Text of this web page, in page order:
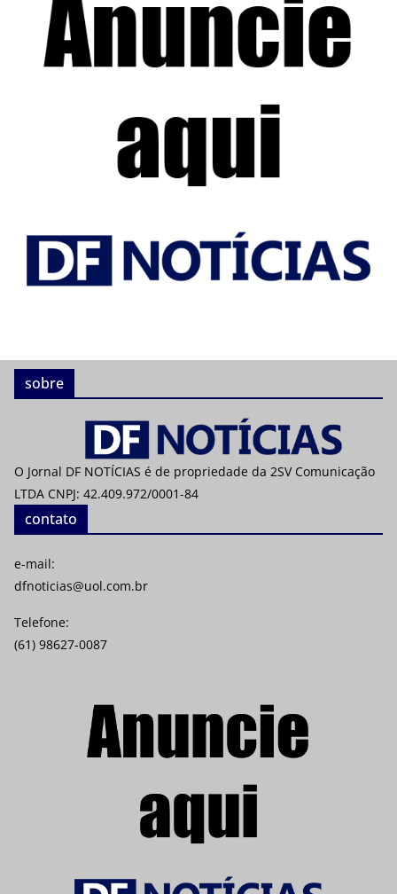
sobre
O Jornal DF NOTÍCIAS é de propriedade da 2SV Comunicação
LTDA CNPJ: 42.409.972/0001-84
contato
e-mail:
dfnoticias@uol.com.br
Telefone:
(61) 98627-0087